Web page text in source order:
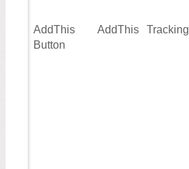
AddThis
Button
AddThis Tracking